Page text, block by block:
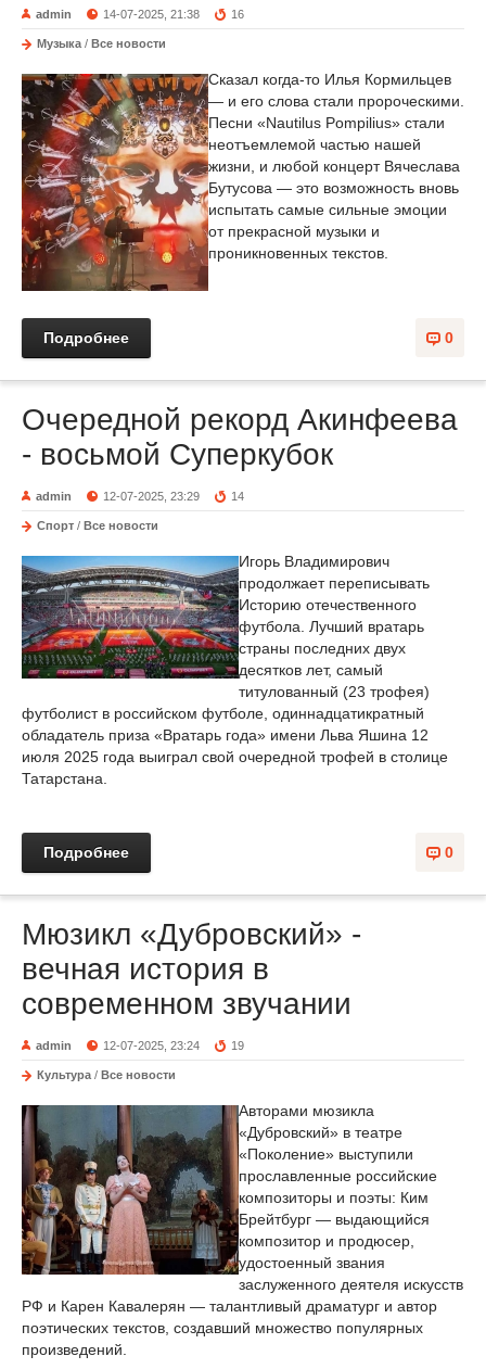
admin 14-07-2025, 21:38 16
Музыка / Все новости
Сказал когда-то Илья Кормильцев
— и его слова стали пророческими.
Песни «Nautilus Pompilius» стали
неотъемлемой частью нашей
жизни, и любой концерт Вячеслава
Бутусова — это возможность вновь
испытать самые сильные эмоции
от прекрасной музыки и
проникновенных текстов.
0
Подробнее
Очередной рекорд Акинфеева
- восьмой Суперкубок
admin 12-07-2025, 23:29 14
Спорт / Все новости
Игорь Владимирович
продолжает переписывать
Историю отечественного
футбола. Лучший вратарь
страны последних двух
десятков лет, самый
титулованный (23 трофея)
футболист в российском футболе, одиннадцатикратный
обладатель приза «Вратарь года» имени Льва Яшина 12
июля 2025 года выиграл свой очередной трофей в столице
Татарстана.
0
Подробнее
Мюзикл «Дубровский» -
вечная история в
современном звучании
admin 12-07-2025, 23:24 19
Культура / Все новости
Авторами мюзикла
«Дубровский» в театре
«Поколение» выступили
прославленные российские
композиторы и поэты: Ким
Брейтбург — выдающийся
композитор и продюсер,
удостоенный звания
заслуженного деятеля искусств
РФ и Карен Кавалерян — талантливый драматург и автор
поэтических текстов, создавший множество популярных
произведений.